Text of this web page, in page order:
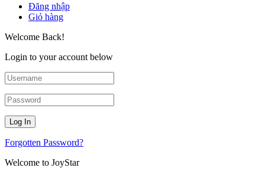
Đăng nhập
Giỏ hàng
Welcome Back!
Login to your account below
Forgotten Password?
Welcome to JoyStar